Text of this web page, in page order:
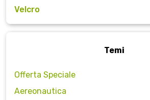
Velcro
Temi
Offerta Speciale
Aereonautica